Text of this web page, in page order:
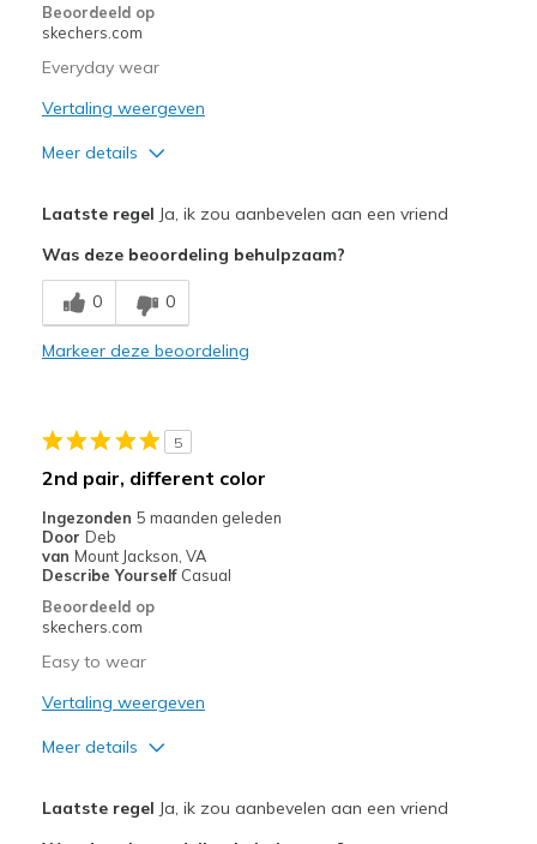
Beoordeeld op
skechers.com
Everyday wear
Vertaling weergeven
Meer details
Breathe Well
Comfortable
Casual Wear
Width
Feels true to width
Sizing
View On Shoes
Shoes are for Wearing
Laatste regel Ja, ik zou aanbevelen aan een vriend
Was deze beoordeling behulpzaam?
0 0
Markeer deze beoordeling
5
2nd pair, different color
Ingezonden 5 maanden geleden
Door Deb
van Mount Jackson, VA
Describe Yourself Casual
Beoordeeld op
skechers.com
Easy to wear
Vertaling weergeven
Meer details
Laatste regel Ja, ik zou aanbevelen aan een vriend